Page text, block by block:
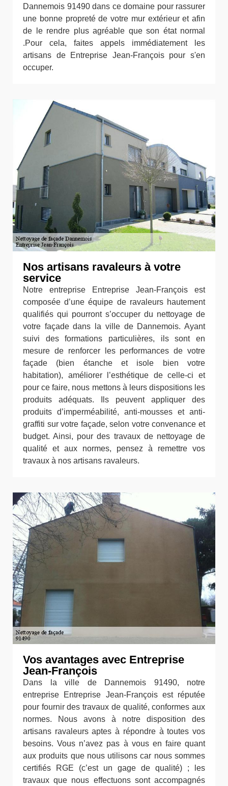
Dannemois 91490 dans ce domaine pour rassurer
une bonne propreté de votre mur extérieur et afin
de le rendre plus agréable que son état normal
.Pour cela, faites appels immédiatement les
artisans de Entreprise Jean-François pour s'en
occuper.
Nos artisans ravaleurs à votre
service
Notre entreprise Entreprise Jean-François est
composée d’une équipe de ravaleurs hautement
qualifiés qui pourront s’occuper du nettoyage de
votre façade dans la ville de Dannemois. Ayant
suivi des formations particulières, ils sont en
mesure de renforcer les performances de votre
façade (bien étanche et isole bien votre
habitation), améliorer l’esthétique de celle-ci et
pour ce faire, nous mettons à leurs dispositions les
produits adéquats. Ils peuvent appliquer des
produits d’imperméabilité, anti-mousses et anti-
graffiti sur votre façade, selon votre convenance et
budget. Ainsi, pour des travaux de nettoyage de
qualité et aux normes, pensez à remettre vos
travaux à nos artisans ravaleurs.
Vos avantages avec Entreprise
Jean-François
Dans la ville de Dannemois 91490, notre
entreprise Entreprise Jean-François est réputée
pour fournir des travaux de qualité, conformes aux
normes. Nous avons à notre disposition des
artisans ravaleurs aptes à répondre à toutes vos
besoins. Vous n’avez pas à vous en faire quant
aux produits que nous utilisons car nous sommes
certifiés RGE (c’est un gage de qualité) ; les
travaux que nous effectuons sont accompagnés